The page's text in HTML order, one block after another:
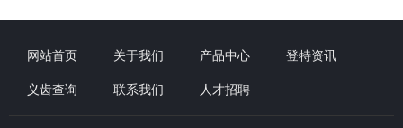
网站首页 关于我们 产品中心 登特资讯
义齿查询 联系我们 人才招聘